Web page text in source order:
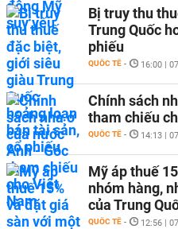
Bị truy thu
Trung Quốc
phiếu
QUỐC TẾ - 16:00 |
Chính sách
tham chiếu
QUỐC TẾ - 14:13 |
Mỹ áp thuế
nhóm hàng,
của Trung
QUỐC TẾ - 12:56 |